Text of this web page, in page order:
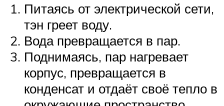
Питаясь от электрической сети,
тэн греет воду.
Вода превращается в пар.
Поднимаясь, пар нагревает
корпус, превращается в
конденсат и отдаёт своё тепло в